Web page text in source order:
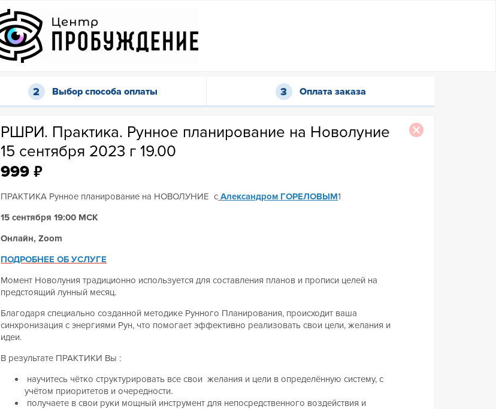
Выбор способа оплаты Оплата заказа
РШРИ. Практика. Рунное планирование на Новолуние
15 сентября 2023 г 19.00
999₽
ПРАКТИКА Рунное планирование на НОВОЛУНИЕ с Александром ГОРЕЛОВЫМ1
15 сентября 19:00 МСК
Онлайн, Zoom
ПОДРОБНЕЕ ОБ УСЛУГЕ
Момент Новолуния традиционно используется для составления планов и прописи целей на
предстоящий лунный месяц.
Благодаря специально созданной методике Рунного Планирования, происходит ваша
синхронизация с энергиями Рун, что помогает эффективно реализовать свои цели, желания и
идеи.
В результате ПРАКТИКИ Вы :
научитесь чётко структурировать все свои желания и цели в определённую систему, с
учётом приоритетов и очередности.
получаете в свои руки мощный инструмент для непосредственного воздействия и